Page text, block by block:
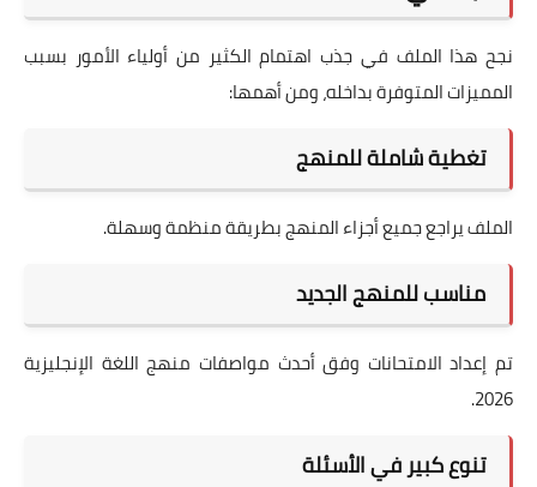
نجح هذا الملف في جذب اهتمام الكثير من أولياء الأمور بسبب
المميزات المتوفرة بداخله، ومن أهمها:
تغطية شاملة للمنهج
الملف يراجع جميع أجزاء المنهج بطريقة منظمة وسهلة.
مناسب للمنهج الجديد
تم إعداد الامتحانات وفق أحدث مواصفات منهج اللغة الإنجليزية
2026.
تنوع كبير في الأسئلة